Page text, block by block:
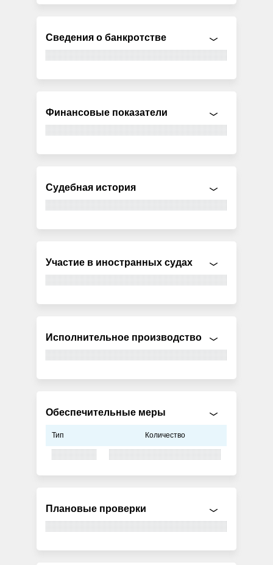
Сведения о банкротстве
Финансовые показатели
Судебная история
Участие в иностранных судах
Исполнительное производство
Обеспечительные меры
Тип Количество
Плановые проверки